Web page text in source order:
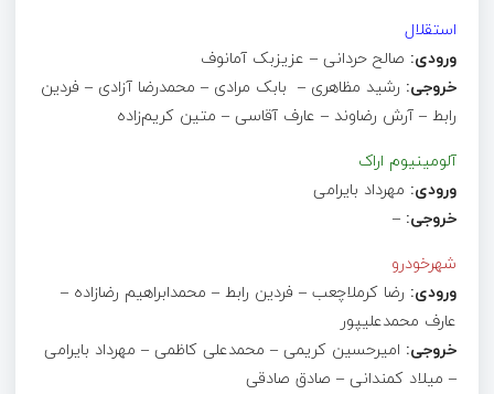
استقلال
ورودی: صالح حردانی – عزیزبک آمانوف
خروجی: رشید مظاهری – بابک مرادی – محمدرضا آزادی – فردین
رابط – آرش رضاوند – عارف آقاسی – متین کریم‌زاده
آلومینیوم اراک
ورودی: مهرداد بایرامی
خروجی: –
شهرخودرو
ورودی: رضا کرملاچعب – فردین رابط – محمدابراهیم رضازاده –
عارف محمدعلیپور
خروجی: امیرحسین کریمی – محمدعلی کاظمی – مهرداد بایرامی
– میلاد کمندانی – صادق صادقی